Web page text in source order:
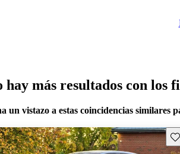
hay más resultados con los
un vistazo a estas coincidencias similares